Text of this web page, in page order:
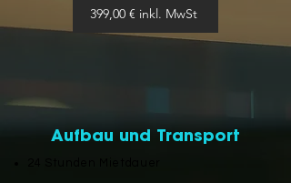
399,00 € inkl. MwSt
Aufbau und Transport